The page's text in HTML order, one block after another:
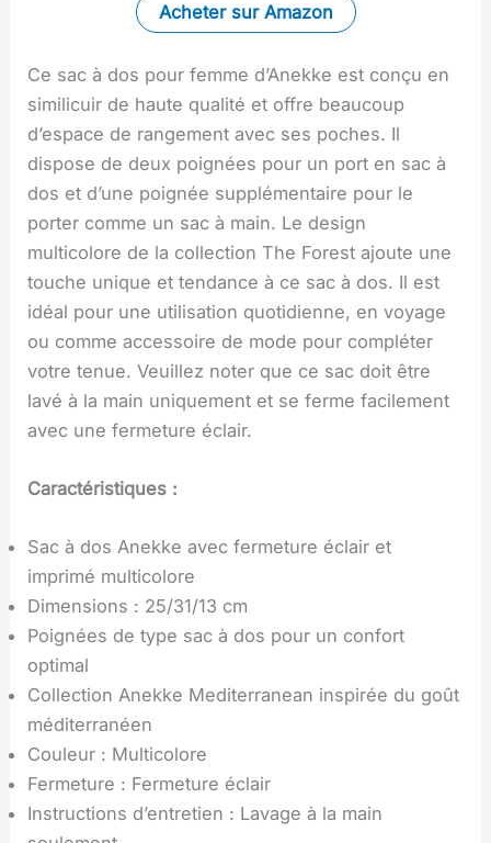
Acheter sur Amazon
Ce sac à dos pour femme d’Anekke est conçu en
similicuir de haute qualité et offre beaucoup
d’espace de rangement avec ses poches. Il
dispose de deux poignées pour un port en sac à
dos et d’une poignée supplémentaire pour le
porter comme un sac à main. Le design
multicolore de la collection The Forest ajoute une
touche unique et tendance à ce sac à dos. Il est
idéal pour une utilisation quotidienne, en voyage
ou comme accessoire de mode pour compléter
votre tenue. Veuillez noter que ce sac doit être
lavé à la main uniquement et se ferme facilement
avec une fermeture éclair.
Caractéristiques :
Sac à dos Anekke avec fermeture éclair et
imprimé multicolore
Dimensions : 25/31/13 cm
Poignées de type sac à dos pour un confort
optimal
Collection Anekke Mediterranean inspirée du goût
méditerranéen
Couleur : Multicolore
Fermeture : Fermeture éclair
Instructions d’entretien : Lavage à la main